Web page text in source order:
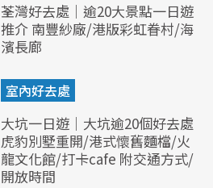
荃灣好去處｜逾20大景點一日遊
推介 南豐紗廠/港版彩虹眷村/海
濱長廊
室內好去處
大坑一日遊｜大坑逾20個好去處
虎豹別墅重開/港式懷舊麵檔/火
龍文化館/打卡cafe 附交通方式/
開放時間